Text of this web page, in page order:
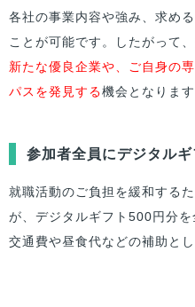
各社の事業内容や強み、求め
ことが可能です。したがって、
新たな優良企業や、ご自身の
パスを発見する機会となります
参加者全員にデジタルギ
就職活動のご負担を緩和する
が、デジタルギフト500円分を
交通費や昼食代などの補助と